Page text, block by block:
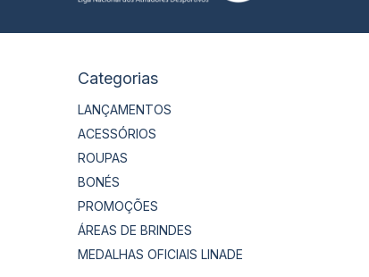
Categorias
LANÇAMENTOS
ACESSÓRIOS
ROUPAS
BONÉS
PROMOÇÕES
ÁREAS DE BRINDES
MEDALHAS OFICIAIS LINADE